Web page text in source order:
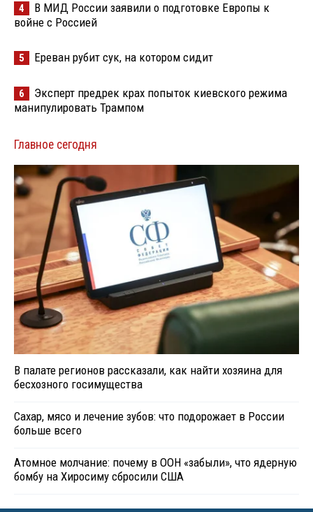
4
В МИД России заявили о подготовке Европы к
войне с Россией
5 Ереван рубит сук, на котором сидит
6
Эксперт предрек крах попыток киевского режима
манипулировать Трампом
Главное сегодня
В палате регионов рассказали, как найти хозяина для
бесхозного госимущества
Сахар, мясо и лечение зубов: что подорожает в России
больше всего
Атомное молчание: почему в ООН «забыли», что ядерную
бомбу на Хиросиму сбросили США